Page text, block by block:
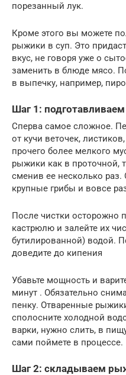
порезанный лук.
Кроме этого вы можете
рыжики в суп. Это
вкус, не говоря уже о
заменить в блюде мясо.
в выпечку, например,
Шаг 1:
Сперва самое сложное.
от кучи веточек,
прочего более мелкого
рыжики как в проточной,
сменив ее несколько
крупные грибы и вовсе
После чистки осторожно
кастрюлю и залейте их
бутилированной) водой.
доведите до кипения
Убавьте мощность и
минут . Обязательно
пенку. Отваренные
сполосните холодной
варки, нужно слить, в
сами поймете в процессе.
Шаг 2: складываем